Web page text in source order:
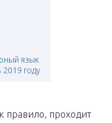
язык
году
правило, проходит